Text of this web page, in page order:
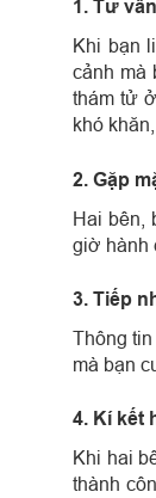
1. Tư
Khi bạn
cảnh mà
thám tử
khó
2. Gặp
Hai bên,
giờ hành
3. Tiếp
Thông
mà bạn
4. Kí kết
Khi hai
thành